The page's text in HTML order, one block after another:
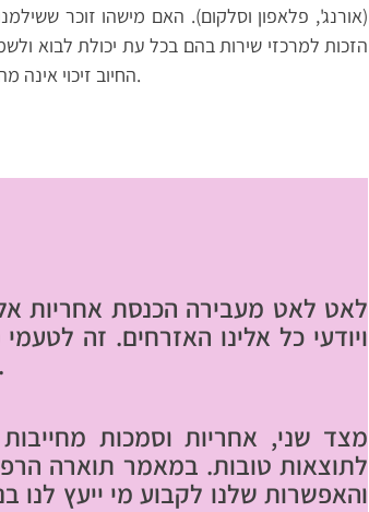
החיוב זיכוי אינה מה שהבטיחו להם? אישית אני שמח ש"השירות" הזה נפגע.
לאט לאט מעבירה הכנסת אחריות אל
ויודעי כל אלינו האזרחים. זה
אנו צריכים לקחת אחריות ולקבל סמכות.
מצד שני, אחריות וסמכות
לתוצאות טובות. במאמר תוארה
והאפשרות שלנו לקבוע מי ייעץ לנו